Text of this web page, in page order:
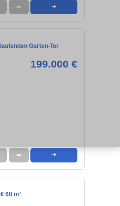
➦ ➜
Garten-Ter
199.000 €
➦ ➜
68 m²